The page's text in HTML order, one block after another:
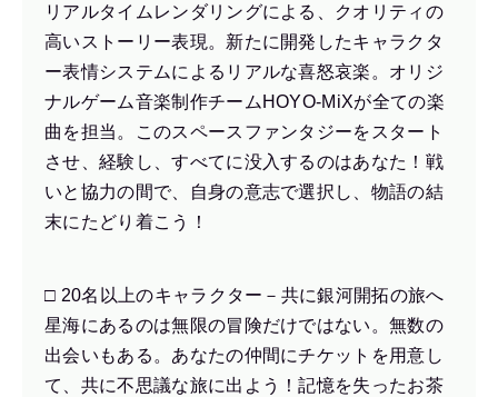
リアルタイムレンダリングによる、クオリティの
高いストーリー表現。新たに開発したキャラクタ
ー表情システムによるリアルな喜怒哀楽。オリジ
ナルゲーム音楽制作チームHOYO-MiXが全ての楽
曲を担当。このスペースファンタジーをスタート
させ、経験し、すべてに没入するのはあなた！戦
いと協力の間で、自身の意志で選択し、物語の結
末にたどり着こう！
□ 20名以上のキャラクター－共に銀河開拓の旅へ
星海にあるのは無限の冒険だけではない。無数の
出会いもある。あなたの仲間にチケットを用意し
て、共に不思議な旅に出よう！記憶を失ったお茶